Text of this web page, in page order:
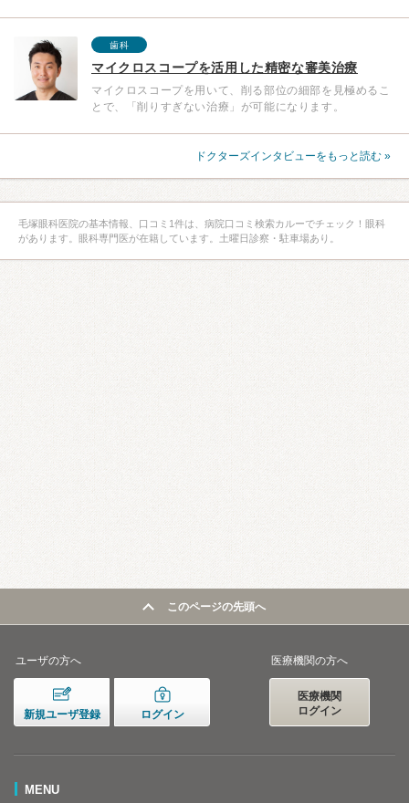
歯科
マイクロスコープを活用した精密な審美治療
マイクロスコープを用いて、削る部位の細部を見極めるこ
とで、「削りすぎない治療」が可能になります。
ドクターズインタビューをもっと読む »
毛塚眼科医院の基本情報、口コミ1件は、病院口コミ検索カルーでチェック！眼科
があります。眼科専門医が在籍しています。土曜日診察・駐車場あり。
このページの先頭へ
ユーザの方へ
新規ユーザ登録 ログイン
医療機関の方へ
医療機関
ログイン
MENU